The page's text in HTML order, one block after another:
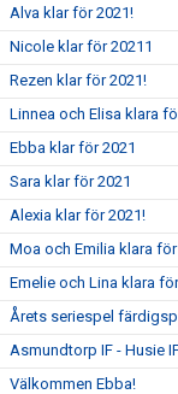
Alva klar för 2021!
Nicole klar för 20211
Rezen klar för 2021!
Linnea och Elisa klara
Ebba klar för 2021
Sara klar för 2021
Alexia klar för 2021!
Moa och Emilia klara
Emelie och Lina klara
Årets seriespel
Asmundtorp IF - Husie
Välkommen Ebba!